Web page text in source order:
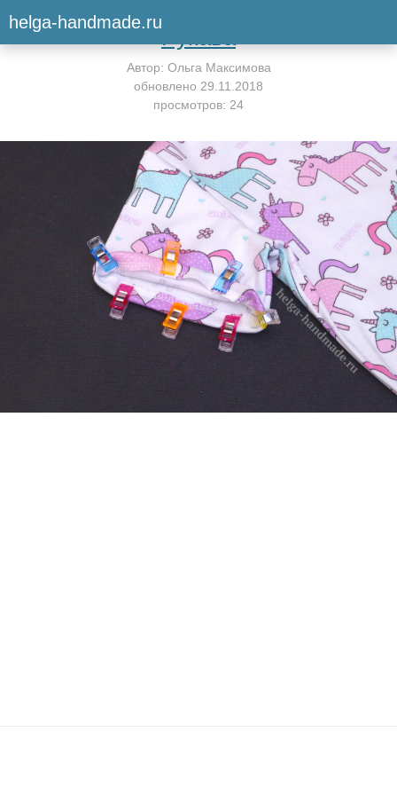
helga-handmade.ruВернуться к мастер-классу
Рукава
Автор: Ольга Максимова
обновлено 29.11.2018
просмотров: 24